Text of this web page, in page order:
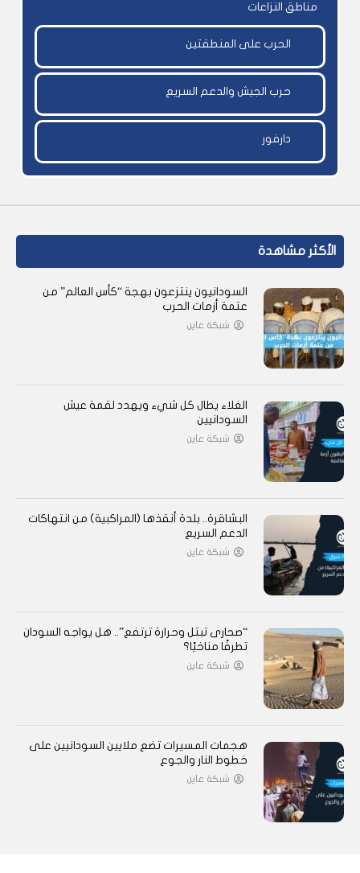
مناطق النزاعات
الحرب على المنطقتين
حرب الجيش والدعم السريع
دارفور
الأكثر مشاهدة
السودانيون ينتزعون بهجة “كأس العالم” من
عتمة أزمات الحرب
شبكة عاين
الغلاء يطال كل شيء ويهدد لقمة عيش
السودانيين
شبكة عاين
البشاقرة.. بلدة أنقذها (المراكبية) من انتهاكات
الدعم السريع
شبكة عاين
“صحارى تبتل وحرارة ترتفع”.. هل يواجه السودان
تطرفًا مناخيًا؟
شبكة عاين
هجمات المسيرات تضع ملايين السودانيين على
خطوط النار والجوع
شبكة عاين